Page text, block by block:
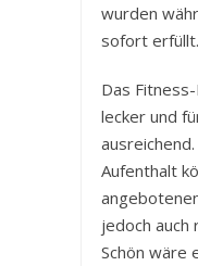
wurden
sofort erfüllt.
Das
lecker und
Aufenthalt
jedoch auch
Schön wäre